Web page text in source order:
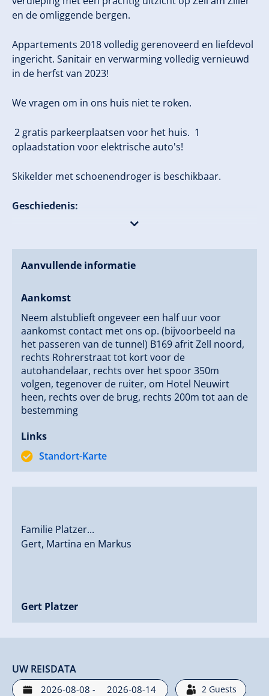
en de omliggende bergen.
Appartements 2018 volledig gerenoveerd en liefdevol
ingericht. Sanitair en verwarming volledig vernieuwd
in de herfst van 2023!
We vragen om in ons huis niet te roken.
2 gratis parkeerplaatsen voor het huis. 1
oplaadstation voor elektrische auto's!
Skikelder met schoenendroger is beschikbaar.
Geschiedenis:
Reiter"! Dochter Rita met echtgenoot Herbert Platzer
runt, met diverse vergunninguitbreidingen, het Café
legendarische après-ski feesten beginnen, in 1985
start het "Restaurant Pizza Café Reiter". Men geniet
van vele succesvolle jaren met een hoge bekendheid
ver buiten de grenzen.
In 2012 beëindigt een tragisch ongeluk het
maart 2013 is helaas de definitieve sluiting van de
horecagelegenheid onvermijdelijk.
Aanvullende informatie
Aankomst
Neem alstublieft ongeveer een half uur voor
aankomst contact met ons op. (bijvoorbeeld na
het passeren van de tunnel) B169 afrit Zell noord,
rechts Rohrerstraat tot kort voor de
autohandelaar, rechts over het spoor 350m
volgen, tegenover de ruiter, om Hotel Neuwirt
heen, rechts over de brug, rechts 200m tot aan de
bestemming
Links
Standort-Karte
Familie Platzer...
Gert, Martina en Markus
Gert Platzer
UW REISDATA
- 2 Guests